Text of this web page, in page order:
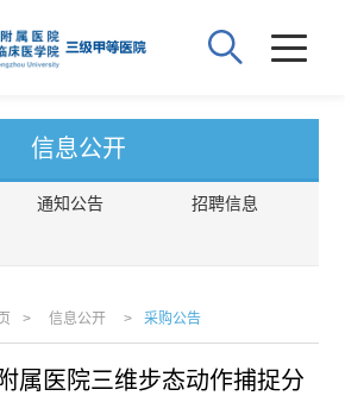
信息公开
通知公告 招聘信息
> 信息公开 > 采购公告
属医院三维步态动作捕捉分